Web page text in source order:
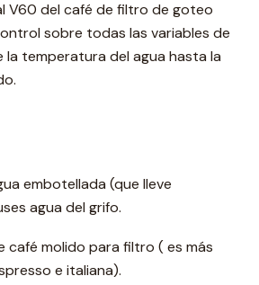
V60 del café de filtro de goteo
sobre todas las variables de
la temperatura del agua hasta la
embotellada (que lleve
agua del grifo.
café molido para filtro ( es más
e italiana).